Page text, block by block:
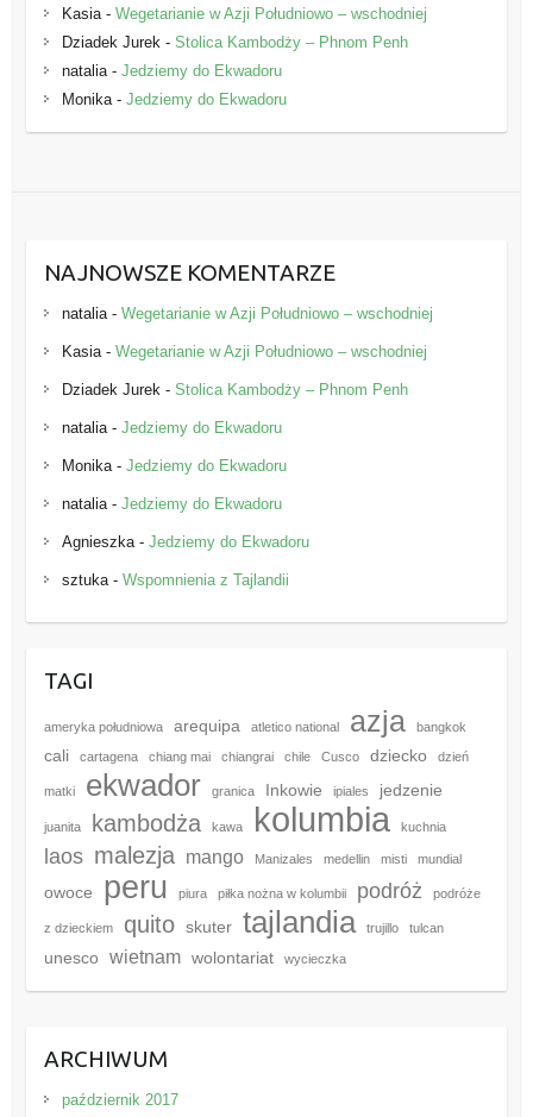
Kasia- Wegetarianie w Azji Południowo – wschodniej
Dziadek Jurek - Stolica Kambodży – Phnom Penh
natalia- Jedziemy do Ekwadoru
Monika- Jedziemy do Ekwadoru
NAJNOWSZE KOMENTARZE
natalia- Wegetarianie w Azji Południowo – wschodniej
Kasia- Wegetarianie w Azji Południowo – wschodniej
Dziadek Jurek - Stolica Kambodży – Phnom Penh
natalia- Jedziemy do Ekwadoru
Monika- Jedziemy do Ekwadoru
natalia- Jedziemy do Ekwadoru
Agnieszka- Jedziemy do Ekwadoru
sztuka- Wspomnienia z Tajlandii
TAGI
ameryka południowa arequipa atletico national azja bangkok
cali cartagena chiang mai chiangrai chile Cusco dziecko dzień
matki ekwador granica Inkowie ipiales jedzenie
juanita kambodża kawa kolumbia kuchnia
laos malezja mango Manizales medellin misti mundial
owoce peru piura piłka nożna w kolumbii podróż podróże
z dzieckiem quito skuter tajlandia trujillo tulcan
unesco wietnam wolontariat wycieczka
ARCHIWUM
październik 2017